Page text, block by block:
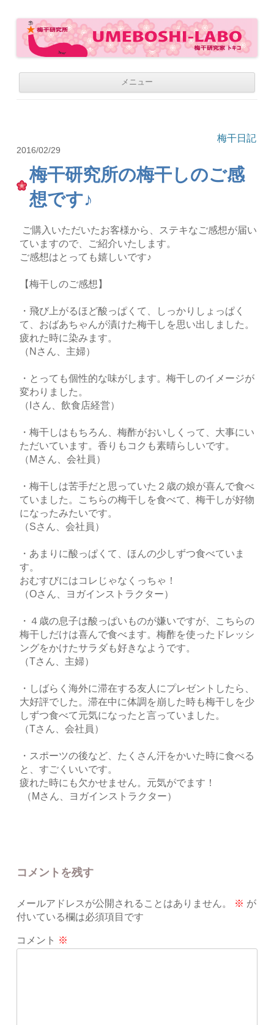
WE LOVE UMEBOSHI
メニュー
梅干日記
2016/02/29
梅干研究所の梅干しのご感
想です♪
ご購入いただいたお客様から、ステキなご感想が届い
ていますので、ご紹介いたします。
ご感想はとっても嬉しいです♪
【梅干しのご感想】
・飛び上がるほど酸っぱくて、しっかりしょっぱく
て、おばあちゃんが漬けた梅干しを思い出しました。
疲れた時に染みます。
（Nさん、主婦）
・とっても個性的な味がします。梅干しのイメージが
変わりました。
（Iさん、飲食店経営）
・梅干しはもちろん、梅酢がおいしくって、大事にい
ただいています。香りもコクも素晴らしいです。
（Mさん、会社員）
・梅干しは苦手だと思っていた２歳の娘が喜んで食べ
ていました。こちらの梅干しを食べて、梅干しが好物
になったみたいです。
（Sさん、会社員）
・あまりに酸っぱくて、ほんの少しずつ食べていま
す。
おむすびにはコレじゃなくっちゃ！
（Oさん、ヨガインストラクター）
・４歳の息子は酸っぱいものが嫌いですが、こちらの
梅干しだけは喜んで食べます。梅酢を使ったドレッシ
ングをかけたサラダも好きなようです。
（Tさん、主婦）
・しばらく海外に滞在する友人にプレゼントしたら、
大好評でした。滞在中に体調を崩した時も梅干しを少
しずつ食べて元気になったと言っていました。
（Tさん、会社員）
・スポーツの後など、たくさん汗をかいた時に食べる
と、すごくいいです。
疲れた時にも欠かせません。元気がでます！
（Mさん、ヨガインストラクター）
コメントを残す
メールアドレスが公開されることはありません。 ※ が
付いている欄は必須項目です
コメント ※